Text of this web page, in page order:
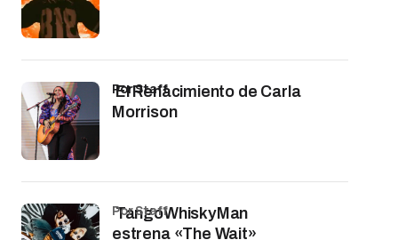
El Renacimiento de Carla
Morrison
por Staff
TangoWhiskyMan
estrena «The Wait»
por Staff